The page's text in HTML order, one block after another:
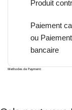
Produit
Paiement
ou
bancaire
Methodes de Payment: